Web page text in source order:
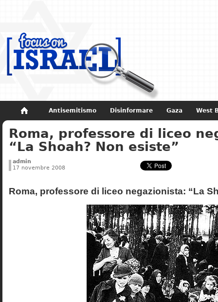
Antisemitismo Disinformare Gaza West
Non dimenticare Storia di Israele
Roma, professore di liceo
“La Shoah? Non esiste”
admin
17 novembre 2008
Roma, professore di liceo negazionista: “La